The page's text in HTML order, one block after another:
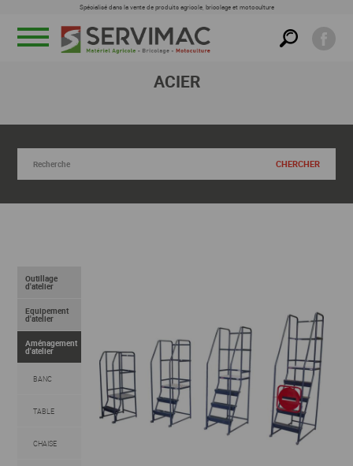
Spécialisé dans la vente de produits agricole, bricolage et motoculture
RECHERCHER DANS CETTE FAMILLE
ACIER
Outillage
d'atelier
Equipement
d'atelier
Aménagement
d'atelier
BANC
TABLE
CHAISE